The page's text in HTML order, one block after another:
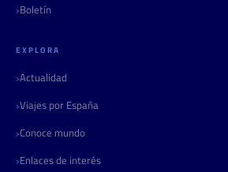
Boletín
EXPLORA
Actualidad
Viajes por España
Conoce mundo
Enlaces de interés